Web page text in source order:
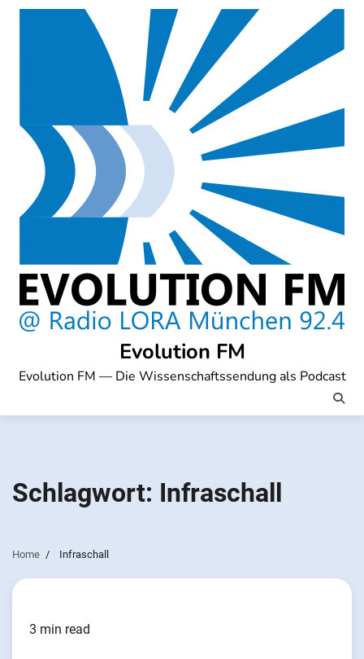
Skip
Evolution FM
Evolution FM — Die Wissenschaftssendung als Podcast
Schlagwort: Infraschall
Home Infraschall
3 min read